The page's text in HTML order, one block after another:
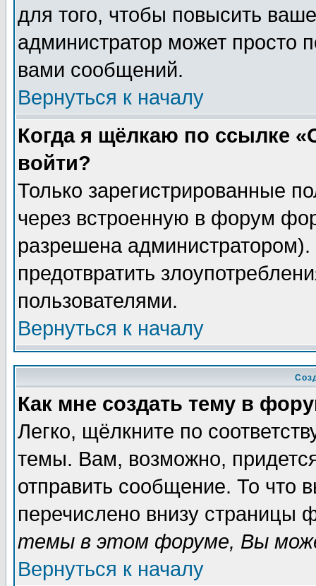
для того, чтобы повысить
администратор может просто
вами сообщений.
Вернуться к началу
Когда я щёлкаю по ссылке
войти?
Только зарегистрированные
через встроенную в форум
разрешена
предотвратить
пользователями.
Вернуться к началу
Как мне создать тему в
Легко, щёлкните по
темы. Вам, возможно,
отправить сообщение. То что
перечислено внизу страницы
темы в этом форуме, Вы
Вернуться к началу